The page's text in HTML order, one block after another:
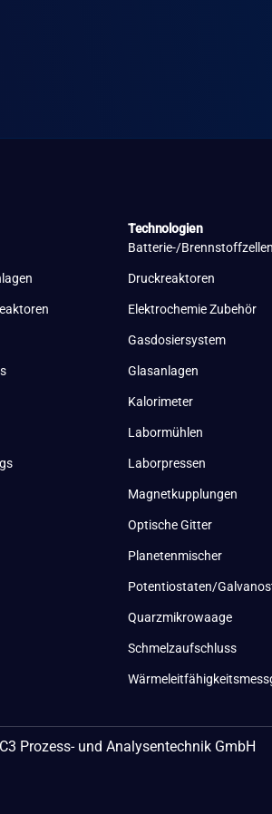
Technologien
Batterie-/
Druckreaktoren
Elektrochemie Zubehör
Gasdosiersystem
Glasanlagen
Kalorimeter
Labormühlen
Laborpressen
Magnetkupplungen
Optische Gitter
Planetenmischer
Potentiostaten/
Quarzmikrowaage
Schmelzaufschluss
Prozess- und Analysentechnik GmbH